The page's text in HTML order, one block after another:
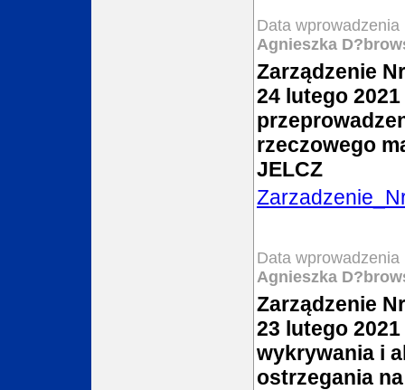
Data
Agnieszka
Zarządzenie
24 lutego
rzeczowego
JELCZ
Data
Agnieszka
Zarządzenie
23 lutego
wykrywania i
ostrzegania